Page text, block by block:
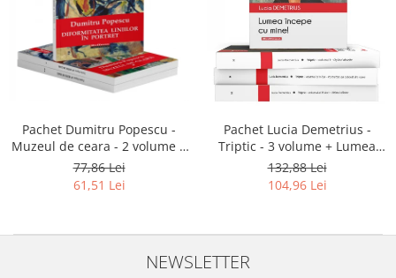
Pachet Dumitru Popescu -
Muzeul de ceara - 2 volume +
Diformitatea liniilor în portret!
77,86 Lei
61,51 Lei
Pachet Lucia Demetrius -
Triptic - 3 volume + Lumea
începe cu mine!
132,88 Lei
104,96 Lei
NEWSLETTER